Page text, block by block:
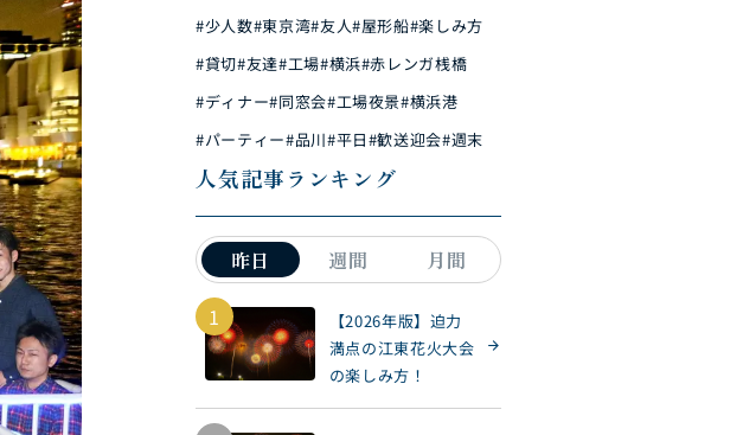
#少人数#東京湾#友人#屋形船#楽しみ方
#貸切#友達#工場#横浜#赤レンガ桟橋
#ディナー#同窓会#工場夜景#横浜港
#パーティー#品川#平日#歓送迎会#週末
人気記事ランキング
昨日 週間
月間
1
【2026年版】迫力
満点の江東花火大会
の楽しみ方！